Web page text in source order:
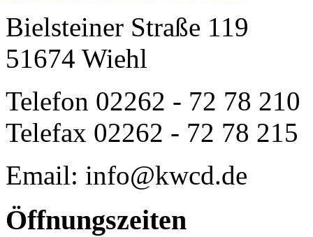
Bielsteiner Straße 119
51674 Wiehl
Telefon 02262 - 72 78 210
Telefax 02262 - 72 78 215
Email: info@kwcd.de
Öffnungszeiten